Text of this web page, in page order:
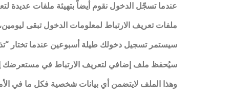
عندما تسجّل الدخول نقوم أيضاً بتهيئة ملفات
ملفات تعريف الارتباط لمعلومات الدخول تبقى
سيستمر تسجيل دخولك طيلة أسبوعين عندما تختار
سيُحفظ ملف إضافي لتعريف الارتباط في مستعرضك
وهذا الملف لايتضمن أي بيانات شخصية فكل ما في